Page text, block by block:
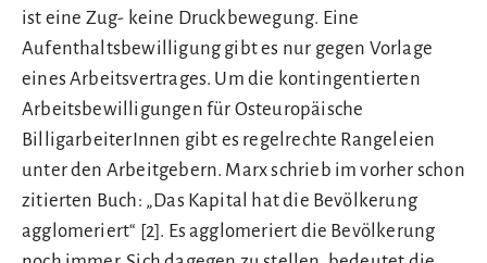
ist eine Zug- keine Druckbewegung. Eine
Aufenthaltsbewilligung gibt es nur gegen Vorlage
eines Arbeitsvertrages. Um die kontingentierten
Arbeitsbewilligungen für Osteuropäische
BilligarbeiterInnen gibt es regelrechte Rangeleien
unter den Arbeitgebern. Marx schrieb im vorher schon
zitierten Buch: „Das Kapital hat die Bevölkerung
agglomeriert“ [2]. Es agglomeriert die Bevölkerung